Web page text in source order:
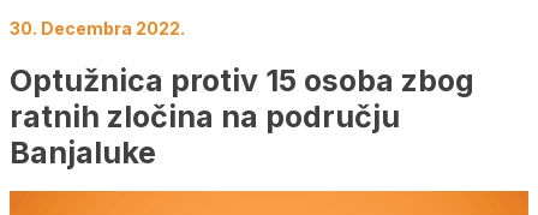
30. Decembra 2022.
Optužnica protiv 15 osoba zbog
ratnih zločina na području
Banjaluke